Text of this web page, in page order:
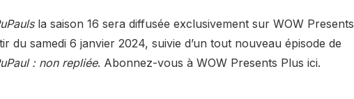
la saison 16 sera diffusée exclusivement sur WOW Presents
du samedi 6 janvier 2024, suivie d’un tout nouveau épisode de
: non repliée. Abonnez-vous à WOW Presents Plus ici.